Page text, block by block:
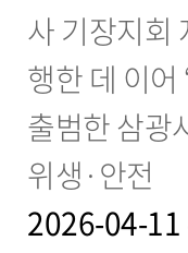
사 기장지회
행한 데 이어
출범한 삼광
위생·안전
2026-04-11